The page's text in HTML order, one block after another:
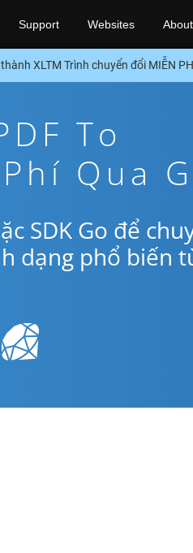
Support Websites About
XLTM Trình chuyển đổi MIỄN
To
Qua
SDK Go để
dạng phổ biến